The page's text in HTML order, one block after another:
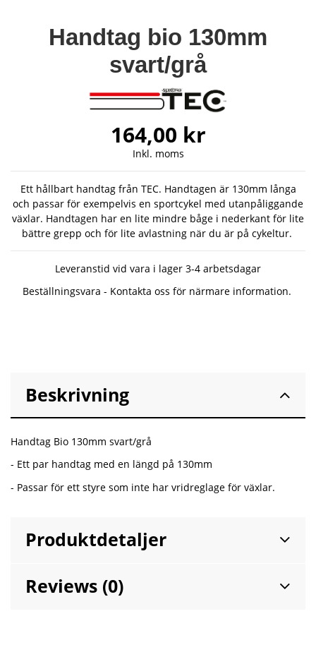
Handtag bio 130mm
svart/grå
164,00 kr
Inkl. moms
Ett hållbart handtag från TEC. Handtagen är 130mm långa
och passar för exempelvis en sportcykel med utanpåliggande
växlar. Handtagen har en lite mindre båge i nederkant för lite
bättre grepp och för lite avlastning när du är på cykeltur.
Leveranstid vid vara i lager 3-4 arbetsdagar
Beställningsvara - Kontakta oss för närmare information.
Beskrivning
Handtag Bio 130mm svart/grå
- Ett par handtag med en längd på 130mm
- Passar för ett styre som inte har vridreglage för växlar.
Produktdetaljer
Reviews (0)